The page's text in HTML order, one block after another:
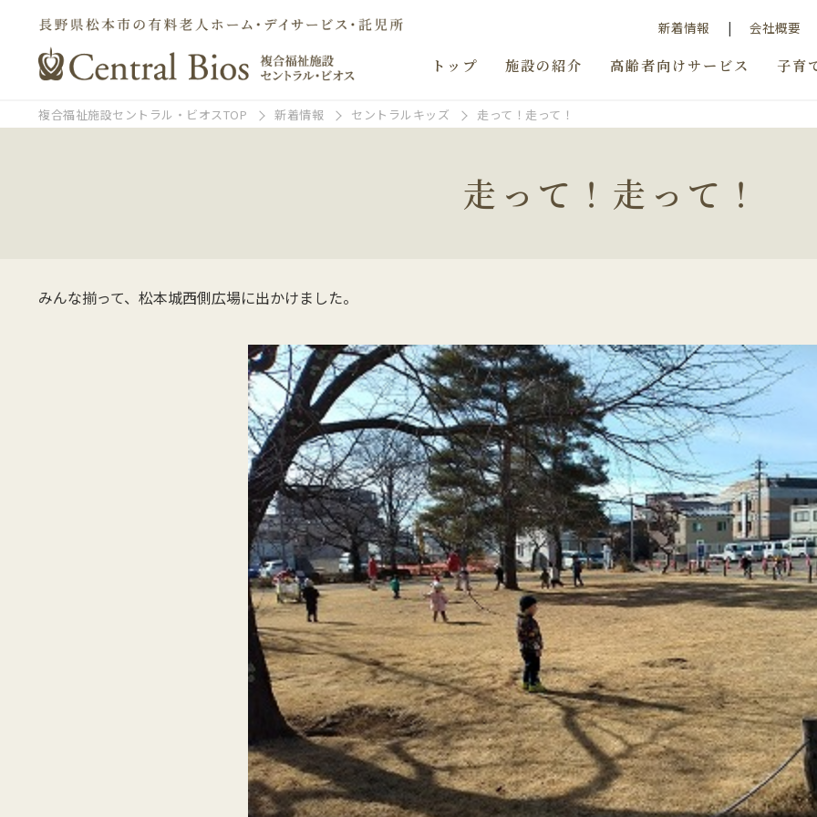
新着情報 会社概要
トップ 施設の紹介 高齢者向けサービス 子育
複合福祉施設セントラル・ビオスTOP 新着情報 セントラルキッズ 走って！走って！
走って！走って！
みんな揃って、松本城西側広場に出かけました。